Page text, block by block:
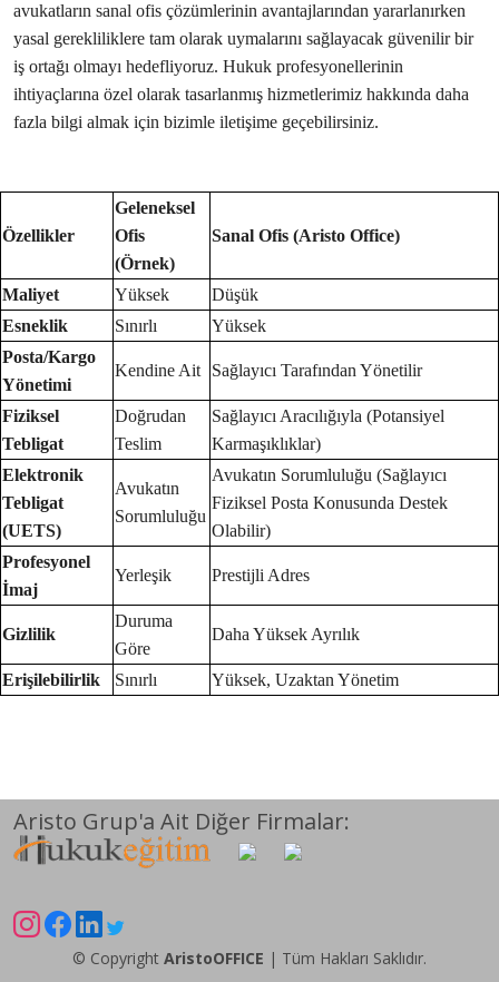
avukatların sanal ofis çözümlerinin avantajlarından yararlanırken
yasal gerekliliklere tam olarak uymalarını sağlayacak güvenilir bir
iş ortağı olmayı hedefliyoruz. Hukuk profesyonellerinin
ihtiyaçlarına özel olarak tasarlanmış hizmetlerimiz hakkında daha
fazla bilgi almak için bizimle iletişime geçebilirsiniz.
Özellikler
Geleneksel
Ofis
(Örnek)
Sanal Ofis (Aristo Office)
Maliyet Yüksek
Düşük
Esneklik
Sınırlı
Yüksek
Posta/Kargo
Yönetimi
Kendine Ait Sağlayıcı Tarafından Yönetilir
Fiziksel
Tebligat
Doğrudan
Teslim
Sağlayıcı Aracılığıyla (Potansiyel
Karmaşıklıklar)
Elektronik
Tebligat
(UETS)
Avukatın
Sorumluluğu
Avukatın Sorumluluğu (Sağlayıcı
Fiziksel Posta Konusunda Destek
Olabilir)
Profesyonel
İmaj
Yerleşik Prestijli Adres
Gizlilik
Duruma
Göre
Daha Yüksek Ayrılık
Erişilebilirlik Sınırlı Yüksek, Uzaktan Yönetim
Aristo Grup'a Ait Diğer Firmalar:
© Copyright AristoOFFICE | Tüm Hakları Saklıdır.